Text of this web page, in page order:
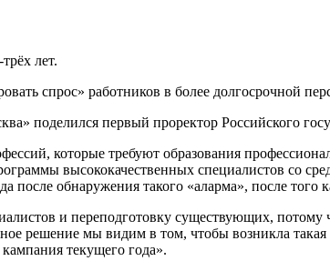
лет.
спрос» работников в более долгосрочной
поделился первый проректор Российского
которые требуют образования
высококачественных специалистов со
после обнаружения такого «аларма», после того
и переподготовку существующих,
решение мы видим в том, чтобы возникла
текущего года».